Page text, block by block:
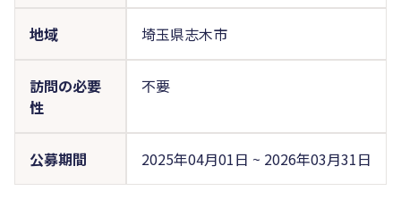
地域 埼玉県志木市
訪問の必要
性
不要
公募期間 2025年04月01日 ~ 2026年03月31日